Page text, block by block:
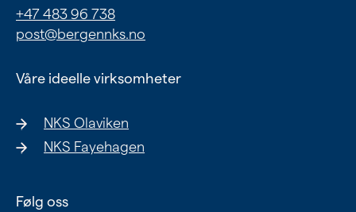
+47 483 96 738
post@bergennks.no
Våre ideelle virksomheter
NKS Olaviken
NKS Fayehagen
Følg oss